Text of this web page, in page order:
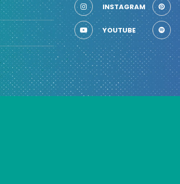
INSTAGRAM
YOUTUBE